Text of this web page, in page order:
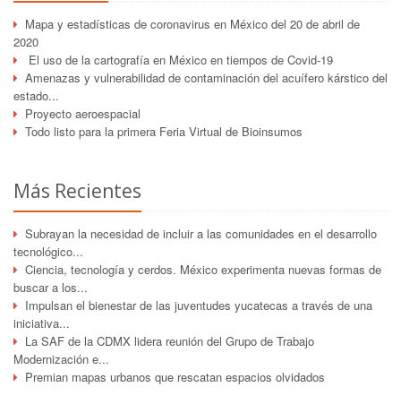
Mapa y estadísticas de coronavirus en México del 20 de abril de
2020
El uso de la cartografía en México en tiempos de Covid-19
Amenazas y vulnerabilidad de contaminación del acuífero kárstico del
estado...
Proyecto aeroespacial
Todo listo para la primera Feria Virtual de Bioinsumos
Más Recientes
Subrayan la necesidad de incluir a las comunidades en el desarrollo
tecnológico...
Ciencia, tecnología y cerdos. México experimenta nuevas formas de
buscar a los...
Impulsan el bienestar de las juventudes yucatecas a través de una
iniciativa...
La SAF de la CDMX lidera reunión del Grupo de Trabajo
Modernización e...
Premian mapas urbanos que rescatan espacios olvidados